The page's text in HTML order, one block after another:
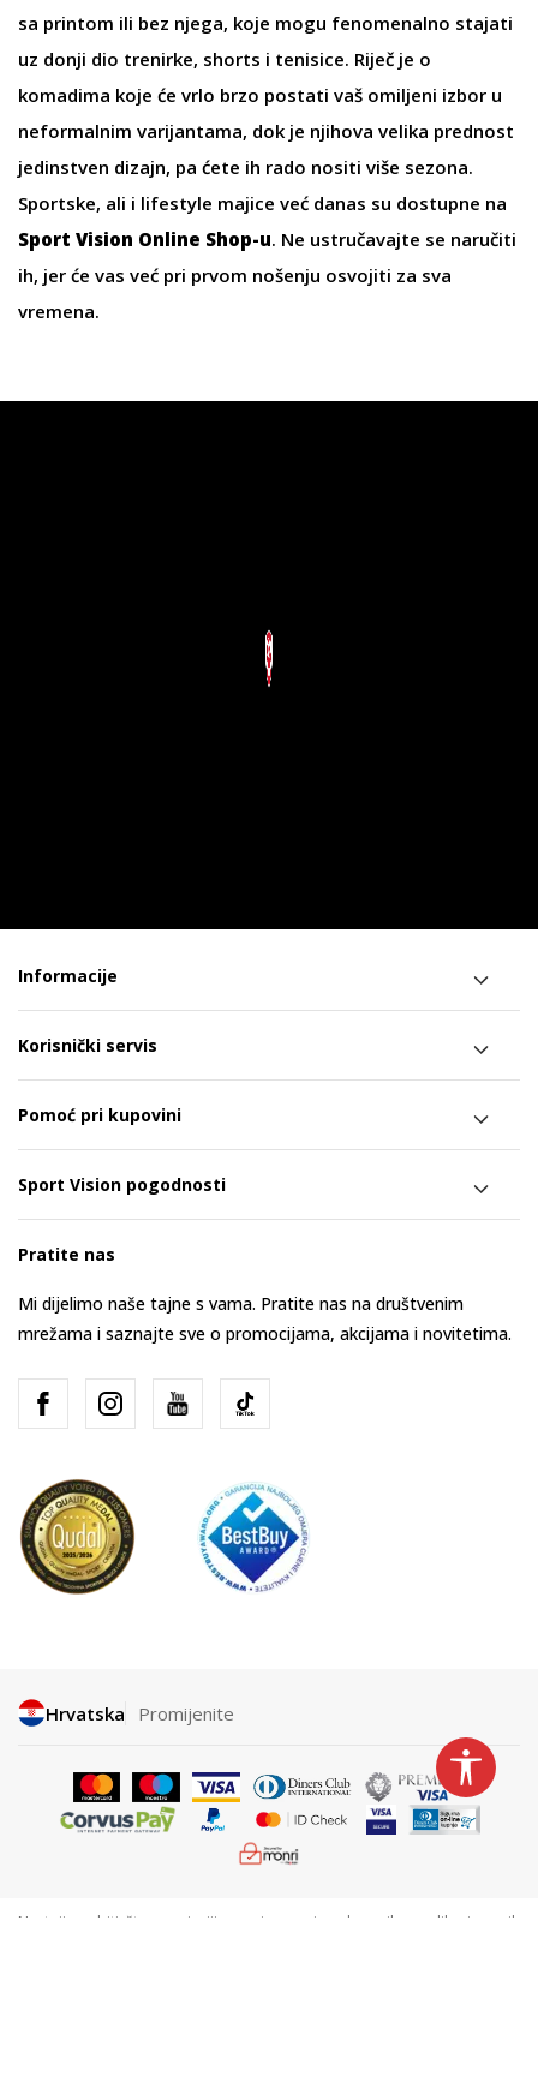
sa printom ili bez njega, koje mogu fenomenalno stajati
uz donji dio trenirke, shorts i tenisice. Riječ je o
komadima koje će vrlo brzo postati vaš omiljeni izbor u
neformalnim varijantama, dok je njihova velika prednost
jedinstven dizajn, pa ćete ih rado nositi više sezona.
Sportske, ali i lifestyle majice već danas su dostupne na
Sport Vision Online Shop-u. Ne ustručavajte se naručiti
ih, jer će vas već pri prvom nošenju osvojiti za sva
vremena.
Informacije
Korisnički servis
Pomoć pri kupovini
Sport Vision pogodnosti
Pratite nas
Mi dijelimo naše tajne s vama. Pratite nas na društvenim
mrežama i saznajte sve o promocijama, akcijama i novitetima.
Hrvatska Promijenite
Nastojimo biti što precizniji u opisu proizvoda, prikazu slika i samih